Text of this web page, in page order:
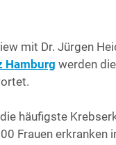
mit Dr. Jür­gen
Ham­burg wer­den
häu­figs­te
Frau­en erkran­ken